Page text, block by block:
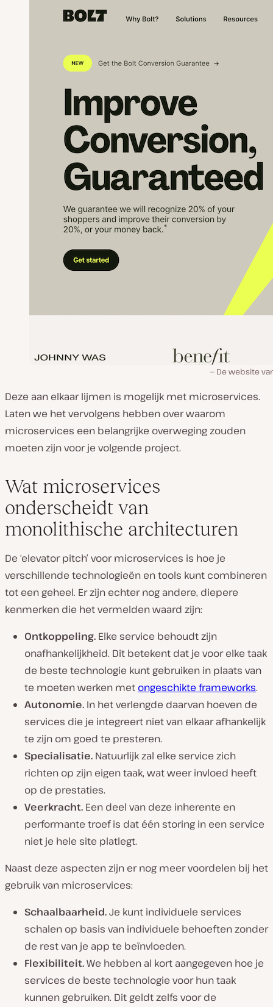
De website
Deze aan elkaar lijmen is mogelijk met microservices.
Laten we het vervolgens hebben over waarom
microservices een belangrijke overweging zouden
moeten zijn voor je volgende project.
Wat microservices
onderscheidt van
monolithische architecturen
De ‘elevator pitch’ voor microservices is hoe je
verschillende technologieën en tools kunt combineren
tot een geheel. Er zijn echter nog andere, diepere
kenmerken die het vermelden waard zijn:
Ontkoppeling. Elke service behoudt zijn
onafhankelijkheid. Dit betekent dat je voor elke taak
de beste technologie kunt gebruiken in plaats van
te moeten werken met ongeschikte frameworks.
Autonomie. In het verlengde daarvan hoeven de
services die je integreert niet van elkaar afhankelijk
te zijn om goed te presteren.
Specialisatie. Natuurlijk zal elke service zich
richten op zijn eigen taak, wat weer invloed heeft
op de prestaties.
Veerkracht. Een deel van deze inherente en
performante troef is dat één storing in een service
niet je hele site platlegt.
Naast deze aspecten zijn er nog meer voordelen bij het
gebruik van microservices:
Schaalbaarheid.Je kunt individuele services
schalen op basis van individuele behoeften zonder
de rest van je app te beïnvloeden.
Flexibiliteit.We hebben al kort aangegeven hoe je
services de beste technologie voor hun taak
kunnen gebruiken. Dit geldt zelfs voor de